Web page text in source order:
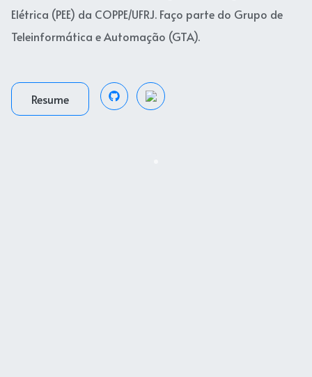
Elétrica (PEE) da COPPE/UFRJ. Faço parte do Grupo de
Teleinformática e Automação (GTA).
Resume